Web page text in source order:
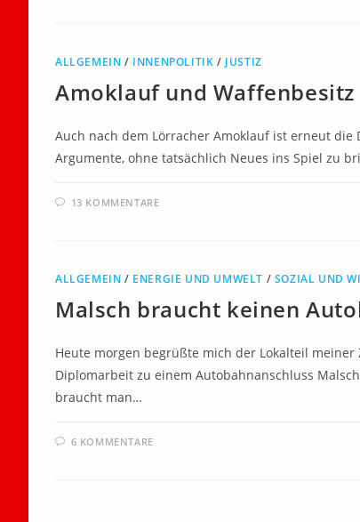
ALLGEMEIN / INNENPOLITIK / JUSTIZ
Amoklauf und Waffenbesitz
Auch nach dem Lörracher Amoklauf ist erneut
Argumente, ohne tatsächlich Neues ins Spiel zu
13 KOMMENTARE
ALLGEMEIN / ENERGIE UND UMWELT / SOZIAL UND
Malsch braucht keinen
Heute morgen begrüßte mich der Lokalteil
Diplomarbeit zu einem Autobahnanschluss
braucht man…
6 KOMMENTARE